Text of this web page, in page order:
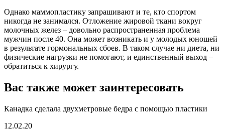
Однако маммопластику запрашивают и те, кто спортом
никогда не занимался. Отложение жировой ткани вокруг
молочных желез – довольно распространенная проблема
мужчин после 40. Она может возникать и у молодых юношей
в результате гормональных сбоев. В таком случае ни диета, ни
физические нагрузки не помогают, и единственный выход –
обратиться к хирургу.
Вас также может заинтересовать
Канадка сделала двухметровые бедра с помощью пластики
12.02.20